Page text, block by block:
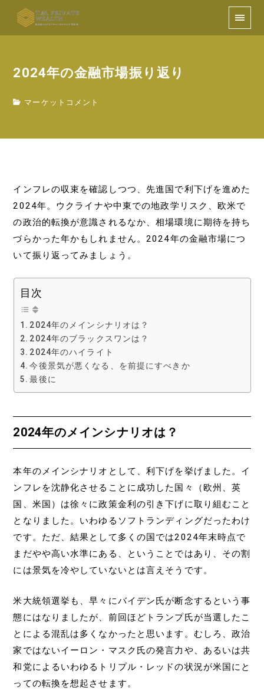
2024年の金融市場振り返り
マーケットコメント
インフレの収束を確認しつつ、先進国で利下げを進めた
2024年。ウクライナや中東での地政学リスク、欧米で
の政治的転換が意識されるなか、相場環境に期待を持ち
づらかった年かもしれません。2024年の金融市場につ
いて振り返ってみましょう。
目次
2024年のメインシナリオは？
2024年のブラックスワンは？
2024年のハイライト
今後景気が悪くなる、を前提にすべきか
最後に
2024年のメインシナリオは？
本年のメインシナリオとして、利下げを挙げました。イ
ンフレを沈静化させることに成功した国々（欧州、英
国、米国）は徐々に政策金利の引き下げに取り組むこと
となりました。いわゆるソフトランディングだったわけ
です。ただ、結果として多くの国では2024年末時点で
まだやや高い水準にある、ということではあり、その割
には景気を冷やしていないとは言えそうです。
米大統領選挙も、早々にバイデン氏が断念するという事
態にはなりましたが、前回ほどトランプ氏が当選したこ
とによる混乱は多くなかったと思います。むしろ、政治
家ではないイーロン・マスク氏の発言力や、あるいは共
和党によるいわゆるトリプル・レッドの状況が米国にと
っての転換を想起させます。